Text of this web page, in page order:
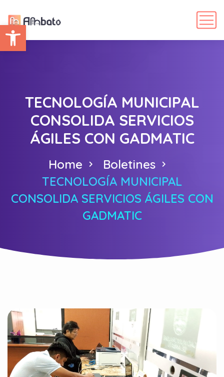
Abrir barra de herramientas
TECNOLOGÍA MUNICIPAL
CONSOLIDA SERVICIOS
ÁGILES CON GADMATIC
Home
Boletines
TECNOLOGÍA MUNICIPAL
CONSOLIDA SERVICIOS ÁGILES CON
GADMATIC